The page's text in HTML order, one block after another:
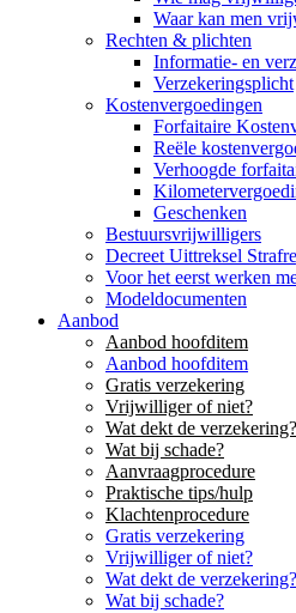
Waar kan men
Rechten & plichten
Informatie- en
Verzekeringsplicht
Kostenvergoedingen
Forfaitaire
Reële
Verhoogde
Geschenken
Bestuursvrijwilligers
Decreet Uittreksel
Voor het eerst werken
Modeldocumenten
Aanbod
Aanbod hoofditem
Aanbod hoofditem
Gratis verzekering
Vrijwilliger of niet?
Wat dekt de verzekering?
Wat bij schade?
Aanvraagprocedure
Praktische tips/hulp
Klachtenprocedure
Gratis verzekering
Vrijwilliger of niet?
Wat dekt de verzekering?
Wat bij schade?